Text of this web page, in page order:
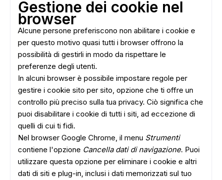
Gestione dei cookie nel
browser
Alcune persone preferiscono non abilitare i cookie e
per questo motivo quasi tutti i browser offrono la
possibilità di gestirli in modo da rispettare le
preferenze degli utenti.
In alcuni browser è possibile impostare regole per
gestire i cookie sito per sito, opzione che ti offre un
controllo più preciso sulla tua privacy. Ciò significa che
puoi disabilitare i cookie di tutti i siti, ad eccezione di
quelli di cui ti fidi.
Nel browser Google Chrome, il menu Strumenti
contiene l'opzione Cancella dati di navigazione. Puoi
utilizzare questa opzione per eliminare i cookie e altri
dati di siti e plug-in, inclusi i dati memorizzati sul tuo